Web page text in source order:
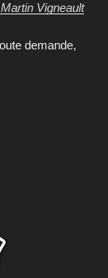
Vigneault
demande,